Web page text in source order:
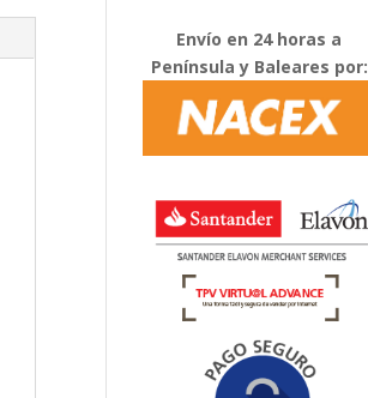
Envío en 24 horas a
Península y Baleares por: